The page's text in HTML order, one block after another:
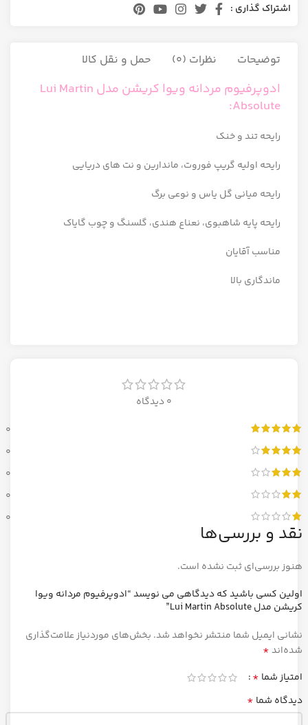
اشتراک گذاری :
توضیحات نظرات (0) حمل و نقل کالا
ادوپرفیوم مردانه ویوا کریشن مدل Lui Martin
Absolute:
رایحه تند و خنک
رایحه اولیه گریپ فوروت، ماندارین و نت های دریایی
رایحه میانی گل یاس و نوعی برگ
رایحه پایه شاهبوی، نعناع هندی، گلسنگ و چوب گایاک
مناسب آقایان
ماندگاری بالا
0 دیدگاه
0
0
0
0
0
نقد و بررسی‌ها
هنوز بررسی‌ای ثبت نشده است.
اولین کسی باشید که دیدگاهی می نویسد “ادوپرفیوم مردانه ویوا
کریشن مدل Lui Martin Absolute”
نشانی ایمیل شما منتشر نخواهد شد. بخش‌های موردنیاز علامت‌گذاری
شده‌اند*
امتیاز شما *
دیدگاه شما *